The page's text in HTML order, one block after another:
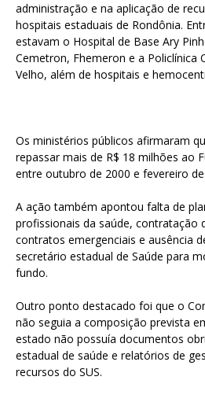
administração e na aplicação de
hospitais estaduais de Rondônia.
estavam o Hospital de Base Ary
Cemetron, Fhemeron e a Policlínica
Velho, além de hospitais e
Os ministérios públicos afirmaram
repassar mais de R$ 18 milhões ao
entre outubro de 2000 e fevereiro
A ação também apontou falta de
profissionais da saúde, contratação
contratos emergenciais e ausência
secretário estadual de Saúde para
fundo.
Outro ponto destacado foi que o
não seguia a composição prevista
estado não possuía documentos
estadual de saúde e relatórios de
recursos do SUS.